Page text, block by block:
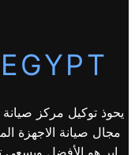
يحوذ توكيل مركز صيانة
مجال صيانة الاجهزة
اير هو الأفضل ويسعى